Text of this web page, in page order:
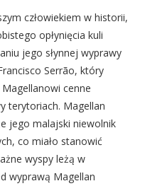
człowiekiem w historii,
opłynięcia kuli
jego słynnej wyprawy
Serrão, który
Magellanowi cenne
terytoriach. Magellan
jego malajski niewolnik
co miało stanowić
wyspy leżą w
wyprawą Magellan